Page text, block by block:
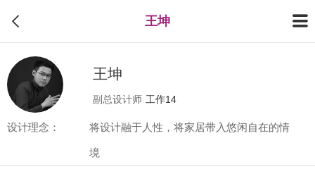
王坤
王坤
副总设计师 工作14
设计理念： 将设计融于人性，将家居带入悠闲自在的情
境